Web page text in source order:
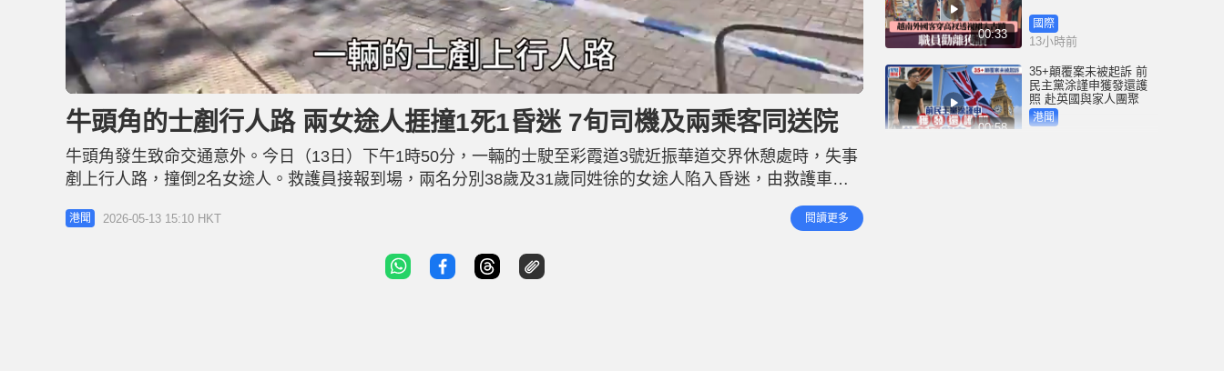
U
n
u
t
e
L
o
d
e
d
3
1
.
0
2
牛頭角的士剷行人路 兩女途人捱撞1死1昏迷 7旬司機及兩乘客同送院
牛頭角發生致命交通意外。今日（13日）下午1時50分，一輛的士駛至彩霞道3號近振華道交界休憩處時，失事
剷上行人路，撞倒2名女途人。救護員接報到場，兩名分別38歲及31歲同姓徐的女途人陷入昏迷，由救護車分
別送往聯合醫院和伊利沙伯醫院。其中38歲女子在聯合醫院經搶救後不治，31歲女子則仍在伊院搶救。 事件
中，70歲姓吳的士男司機亦報稱胸口痛，被送往聯合醫院治理；的士上一對分別62歲姓楊和姓馬的夫婦乘客
港聞 2026-05-13 15:10 HKT 閱讀更多
00:33
國際
13小時前
00:58
35+顛覆案未被起訴 前
民主黨涂謹申獲發還護
照 赴英國與家人團聚
港聞